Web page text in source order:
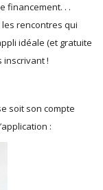
financement. . .
les rencontres qui
idéale (et gratuite
inscrivant !
soit son compte
: